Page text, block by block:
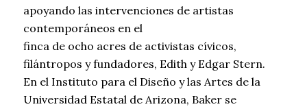
apoyando las intervenciones de artistas
contemporáneos en el
finca de ocho acres de activistas cívicos,
filántropos y fundadores, Edith y Edgar Stern.
En el Instituto para el Diseño y las Artes de la
Universidad Estatal de Arizona, Baker se